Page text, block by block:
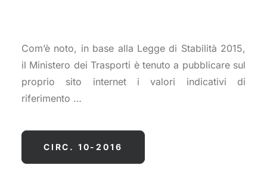
Com’è noto, in base alla Legge di Stabilità 2015,
il Ministero dei Trasporti è tenuto a pubblicare sul
proprio sito internet i valori indicativi di
riferimento …
CIRC. 10-2016